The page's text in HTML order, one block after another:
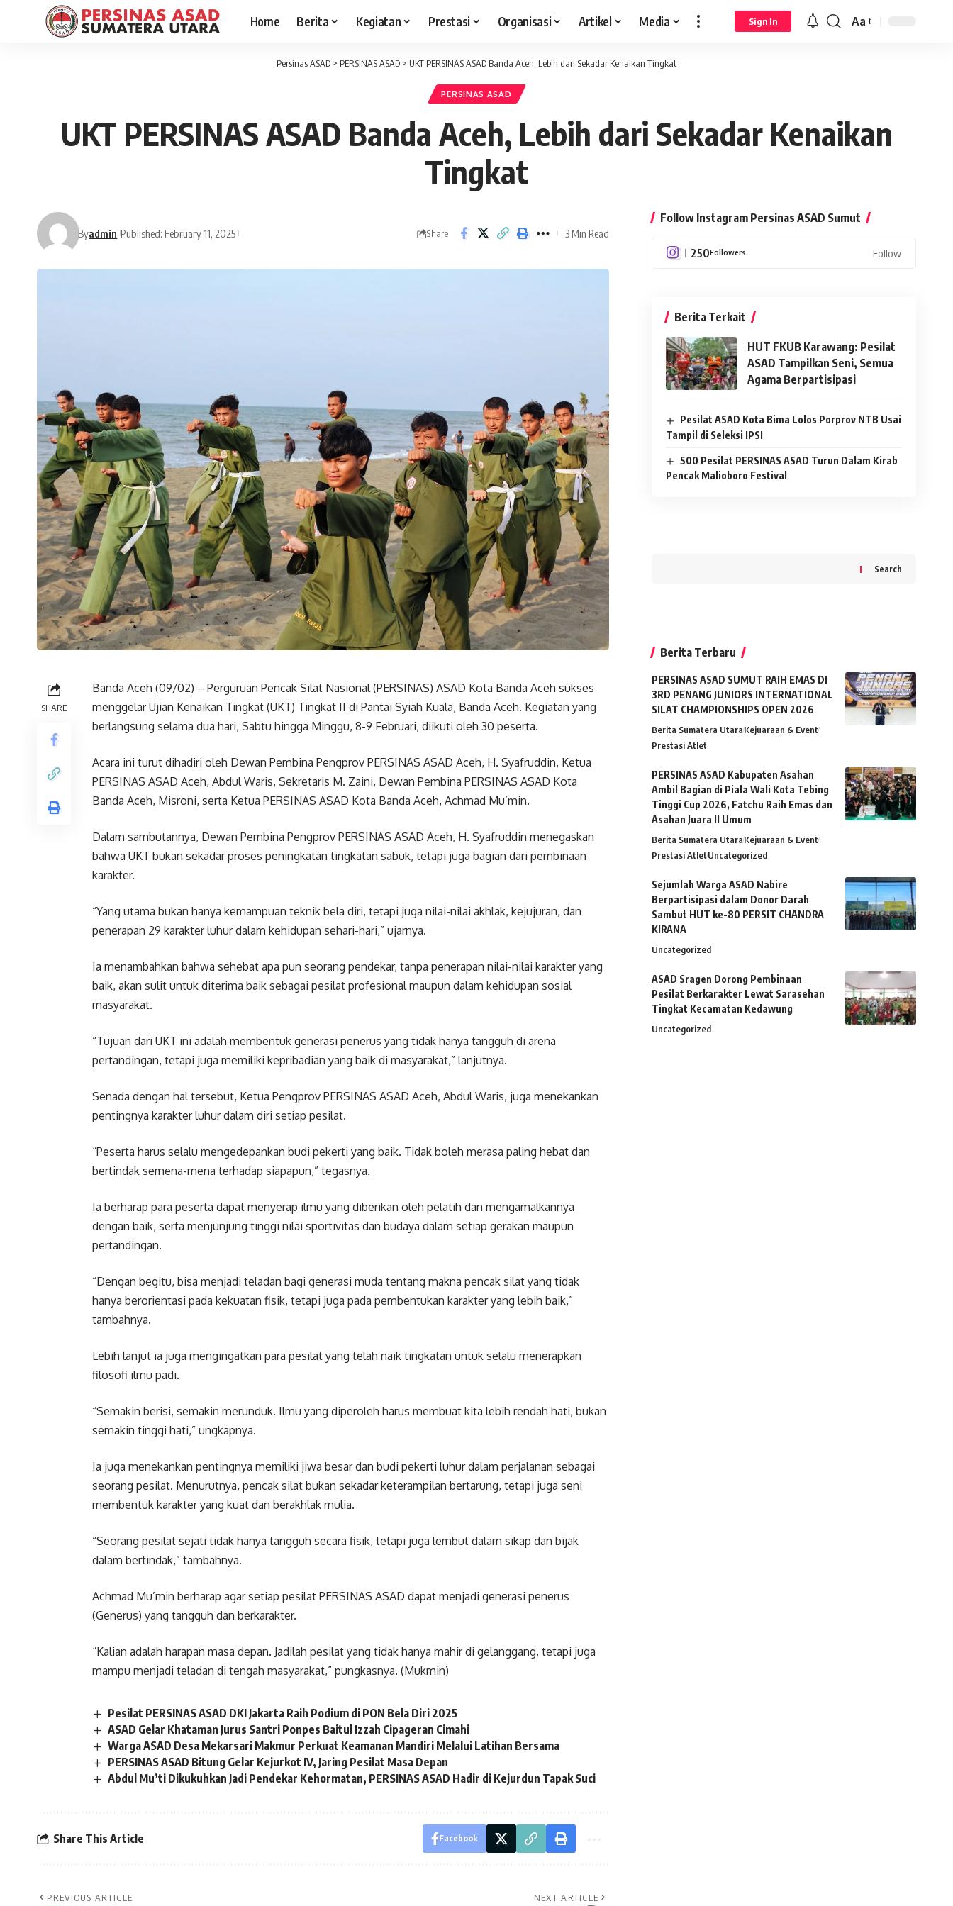
Home Berita Kegiatan Prestasi Organisasi Artikel Media Sign In
Font
Aa
Persinas ASAD > PERSINAS ASAD > UKT PERSINAS ASAD Banda Aceh, Lebih dari Sekadar Kenaikan Tingkat
PERSINAS ASAD
UKT PERSINAS ASAD Banda Aceh, Lebih dari Sekadar Kenaikan
Tingkat
Byadmin Published: February 11, 2025 Share 3 Min Read
SHARE
Banda Aceh (09/02) – Perguruan Pencak Silat Nasional (PERSINAS) ASAD Kota Banda Aceh sukses
menggelar Ujian Kenaikan Tingkat (UKT) Tingkat II di Pantai Syiah Kuala, Banda Aceh. Kegiatan yang
berlangsung selama dua hari, Sabtu hingga Minggu, 8-9 Februari, diikuti oleh 30 peserta.
Acara ini turut dihadiri oleh Dewan Pembina Pengprov PERSINAS ASAD Aceh, H. Syafruddin, Ketua
PERSINAS ASAD Aceh, Abdul Waris, Sekretaris M. Zaini, Dewan Pembina PERSINAS ASAD Kota
Banda Aceh, Misroni, serta Ketua PERSINAS ASAD Kota Banda Aceh, Achmad Mu’min.
Dalam sambutannya, Dewan Pembina Pengprov PERSINAS ASAD Aceh, H. Syafruddin menegaskan
bahwa UKT bukan sekadar proses peningkatan tingkatan sabuk, tetapi juga bagian dari pembinaan
karakter.
“Yang utama bukan hanya kemampuan teknik bela diri, tetapi juga nilai-nilai akhlak, kejujuran, dan
penerapan 29 karakter luhur dalam kehidupan sehari-hari,” ujarnya.
Ia menambahkan bahwa sehebat apa pun seorang pendekar, tanpa penerapan nilai-nilai karakter yang
baik, akan sulit untuk diterima baik sebagai pesilat profesional maupun dalam kehidupan sosial
masyarakat.
“Tujuan dari UKT ini adalah membentuk generasi penerus yang tidak hanya tangguh di arena
pertandingan, tetapi juga memiliki kepribadian yang baik di masyarakat,” lanjutnya.
Senada dengan hal tersebut, Ketua Pengprov PERSINAS ASAD Aceh, Abdul Waris, juga menekankan
pentingnya karakter luhur dalam diri setiap pesilat.
“Peserta harus selalu mengedepankan budi pekerti yang baik. Tidak boleh merasa paling hebat dan
bertindak semena-mena terhadap siapapun,” tegasnya.
Ia berharap para peserta dapat menyerap ilmu yang diberikan oleh pelatih dan mengamalkannya
dengan baik, serta menjunjung tinggi nilai sportivitas dan budaya dalam setiap gerakan maupun
pertandingan.
“Dengan begitu, bisa menjadi teladan bagi generasi muda tentang makna pencak silat yang tidak
hanya berorientasi pada kekuatan fisik, tetapi juga pada pembentukan karakter yang lebih baik,”
tambahnya.
Lebih lanjut ia juga mengingatkan para pesilat yang telah naik tingkatan untuk selalu menerapkan
filosofi ilmu padi.
“Semakin berisi, semakin merunduk. Ilmu yang diperoleh harus membuat kita lebih rendah hati, bukan
semakin tinggi hati,” ungkapnya.
Ia juga menekankan pentingnya memiliki jiwa besar dan budi pekerti luhur dalam perjalanan sebagai
seorang pesilat. Menurutnya, pencak silat bukan sekadar keterampilan bertarung, tetapi juga seni
membentuk karakter yang kuat dan berakhlak mulia.
“Seorang pesilat sejati tidak hanya tangguh secara fisik, tetapi juga lembut dalam sikap dan bijak
dalam bertindak,” tambahnya.
Achmad Mu’min berharap agar setiap pesilat PERSINAS ASAD dapat menjadi generasi penerus
(Generus) yang tangguh dan berkarakter.
“Kalian adalah harapan masa depan. Jadilah pesilat yang tidak hanya mahir di gelanggang, tetapi juga
mampu menjadi teladan di tengah masyarakat,” pungkasnya. (Mukmin)
Pesilat PERSINAS ASAD DKI Jakarta Raih Podium di PON Bela Diri 2025
ASAD Gelar Khataman Jurus Santri Ponpes Baitul Izzah Cipageran Cimahi
Warga ASAD Desa Mekarsari Makmur Perkuat Keamanan Mandiri Melalui Latihan Bersama
PERSINAS ASAD Bitung Gelar Kejurkot IV, Jaring Pesilat Masa Depan
Abdul Mu’ti Dikukuhkan Jadi Pendekar Kehormatan, PERSINAS ASAD Hadir di Kejurdun Tapak Suci
Share This Article Facebook
PREVIOUS ARTICLE NEXT ARTICLE
Follow Instagram Persinas ASAD Sumut
250Followers Follow
Berita Terkait
HUT FKUB Karawang: Pesilat
ASAD Tampilkan Seni, Semua
Agama Berpartisipasi
Pesilat ASAD Kota Bima Lolos Porprov NTB Usai
Tampil di Seleksi IPSI
500 Pesilat PERSINAS ASAD Turun Dalam Kirab
Pencak Malioboro Festival
Search
Berita Terbaru
PERSINAS ASAD SUMUT RAIH EMAS DI
3RD PENANG JUNIORS INTERNATIONAL
SILAT CHAMPIONSHIPS OPEN 2026
Berita Sumatera UtaraKejuaraan & Event
Prestasi Atlet
PERSINAS ASAD Kabupaten Asahan
Ambil Bagian di Piala Wali Kota Tebing
Tinggi Cup 2026, Fatchu Raih Emas dan
Asahan Juara II Umum
Berita Sumatera UtaraKejuaraan & Event
Prestasi AtletUncategorized
Sejumlah Warga ASAD Nabire
Berpartisipasi dalam Donor Darah
Sambut HUT ke-80 PERSIT CHANDRA
KIRANA
Uncategorized
ASAD Sragen Dorong Pembinaan
Pesilat Berkarakter Lewat Sarasehan
Tingkat Kecamatan Kedawung
Uncategorized